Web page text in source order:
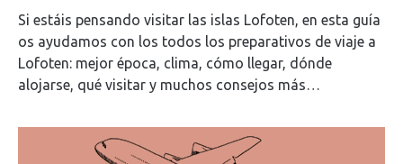
Si estáis pensando visitar las islas Lofoten, en esta guía
os ayudamos con los todos los preparativos de viaje a
Lofoten: mejor época, clima, cómo llegar, dónde
alojarse, qué visitar y muchos consejos más…